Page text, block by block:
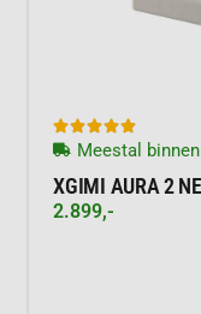

Meestal
XGIMI AURA 2
2.899,-